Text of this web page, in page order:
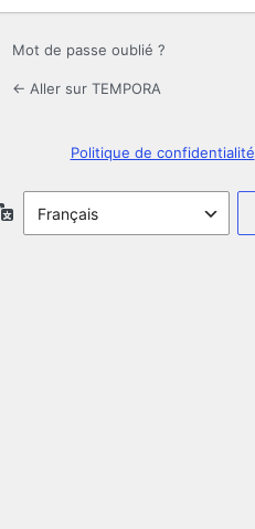
Mot de passe oublié ?
← Aller sur TEMPORA
Politique de confidentialité
Langue